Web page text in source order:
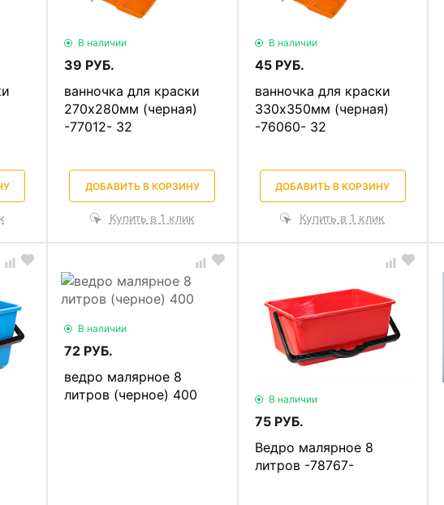
В наличии
39 РУБ.
ванночка для краски
270х280мм (черная)
-77012- 32
ДОБАВИТЬ В КОРЗИНУ
Купить в 1 клик
В наличии
45 РУБ.
ванночка для краски
330х350мм (черная)
-76060- 32
ДОБАВИТЬ В КОРЗИНУ
Купить в 1 клик
В наличии
72 РУБ.
ведро малярное 8
литров (черное) 400
В наличии
75 РУБ.
Ведро малярное 8
литров -78767-